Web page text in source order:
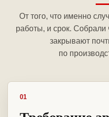
От того, что именно
работы, и срок. Собрали
закрывают
по
01